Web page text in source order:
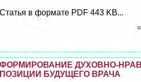
Статья в формате PDF 443 KB...
ФОРМИРОВАНИЕ ДУХОВНО-
ПОЗИЦИИ БУДУЩЕГО ВРАЧА